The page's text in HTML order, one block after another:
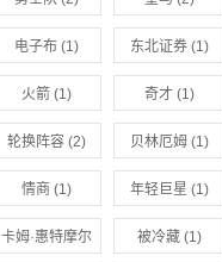
电子布 (1) 东北证券(1)
火箭 (1) 奇才(1)
轮换阵容 (2) 贝林厄姆(1)
情商 (1) 年轻巨星 (1)
卡姆·惠特摩尔 被冷藏(1)